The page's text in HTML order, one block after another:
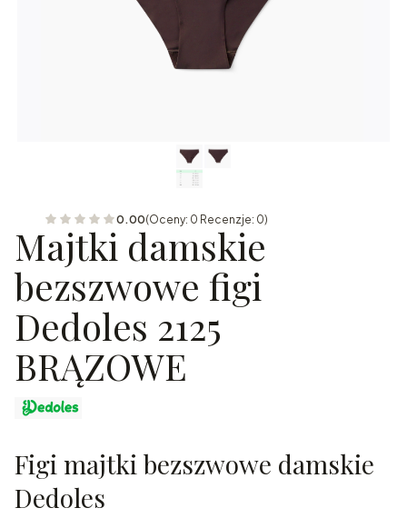
0.00(Oceny: 0 Recenzje: 0)
Majtki damskie
bezszwowe figi
Dedoles 2125
BRĄZOWE
Figi majtki bezszwowe damskie
Dedoles